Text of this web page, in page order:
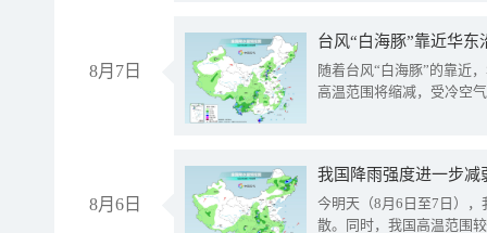
8月7日
台风“白海豚”靠近华
随着台风“白海豚”的靠近
高温范围将缩减，受冷空
8月6日
今明天（8月6日至7日）
散。同时，我国高温范围